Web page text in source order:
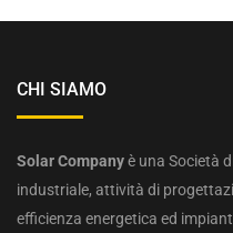
CHI SIAMO
Solar Companyè una Società
industriale, attività di
efficienza energetica ed